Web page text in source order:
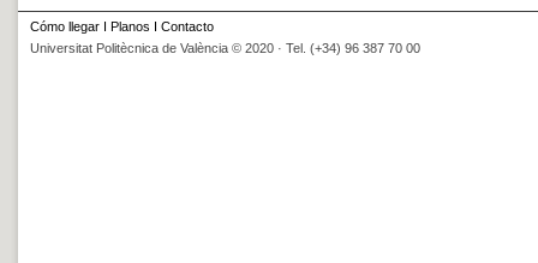
Cómo llegar I Planos I Contacto
Universitat Politècnica de València © 2020 · Tel. (+34) 96 387 70 00